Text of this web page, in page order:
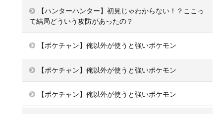
【ハンターハンター】初見じゃわからない！？ここっ
て結局どういう攻防があったの？
【ポケチャン】俺以外が使うと強いポケモン
【ポケチャン】俺以外が使うと強いポケモン
【ポケチャン】俺以外が使うと強いポケモン